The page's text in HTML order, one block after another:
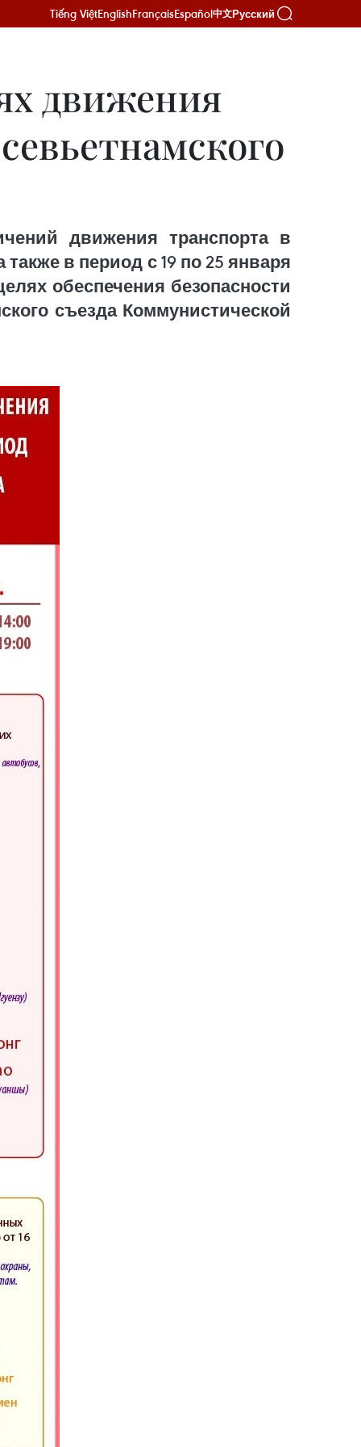
Tiếng ViệtEnglishFrançaisEspañol中文Русский
движения
движения транспорта в
в период с 19 по 25 января
обеспечения безопасности
съезда Коммунистической